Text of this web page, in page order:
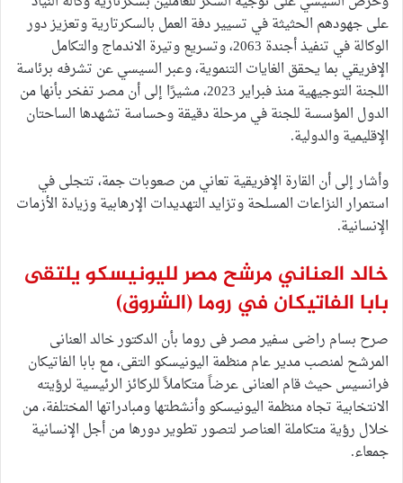
على جهودهم الحثيثة في تسيير دفة العمل بالسكرتارية وتعزيز دور
الوكالة في تنفيذ أجندة 2063، وتسريع وتيرة الاندماج والتكامل
الإفريقي بما يحقق الغايات التنموية، وعبر السيسي عن تشرفه برئاسة
اللجنة التوجيهية منذ فبراير 2023، مشيرًا إلى أن مصر تفخر بأنها من
الدول المؤسسة للجنة في مرحلة دقيقة وحساسة تشهدها الساحتان
الإقليمية والدولية.
وأشار إلى أن القارة الإفريقية تعاني من صعوبات جمة، تتجلى في
استمرار النزاعات المسلحة وتزايد التهديدات الإرهابية وزيادة الأزمات
الإنسانية.
خالد العناني مرشح مصر لليونيسكو يلتقى
بابا الفاتيكان في روما(الشروق)
صرح بسام راضى سفير مصر فى روما بأن الدكتور خالد العنانى
المرشح لمنصب مدير عام منظمة اليونيسكو التقى، مع بابا الفاتيكان
فرانسيس حيث قام العنانى عرضاً متكاملاً للركائز الرئيسية لرؤيته
الانتخابية تجاه منظمة اليونيسكو وأنشطتها ومبادراتها المختلفة، من
خلال رؤية متكاملة العناصر لتصور تطوير دورها من أجل الإنسانية
جمعاء.